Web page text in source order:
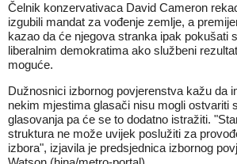
Čelnik konzervativaca David Cameron
izgubili mandat za vođenje zemlje, a
kazao da će njegova stranka ipak pokušati
liberalnim demokratima ako službeni
moguće.
Dužnosnici izbornog povjerenstva kažu da
nekim mjestima glasači nisu mogli ostvariti
glasovanja pa će se to dodatno istražiti.
struktura ne može uvijek poslužiti za
izbora", izjavila je predsjednica izbornog